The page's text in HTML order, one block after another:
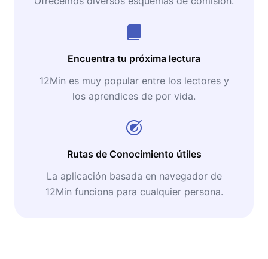
Encuentra tu próxima lectura
12Min es muy popular entre los lectores y
los aprendices de por vida.
Rutas de Conocimiento útiles
La aplicación basada en navegador de
12Min funciona para cualquier persona.